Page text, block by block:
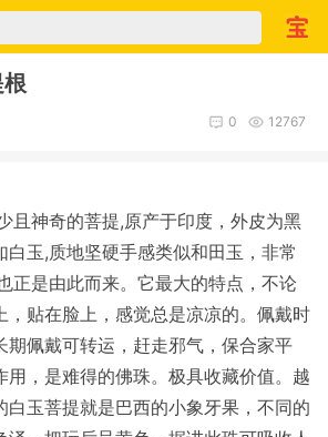
12767
0
且神奇的菩提,原产于印度，外皮为黑
白玉,质地坚硬手感类似和田玉，非常
正是由此而来。它最大的特点，不论
，贴在脸上，感觉总是凉凉的。佩戴时
期佩戴可转运，赶走邪气，保合家平
用，是难得的佛珠。极具收藏价值。越
白玉菩提就是巴西的小象牙果，不同的